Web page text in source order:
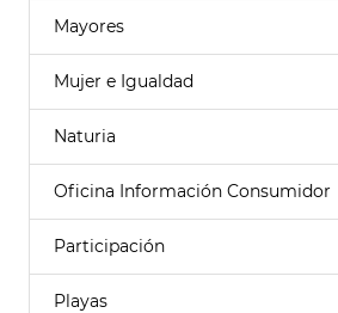
Mayores
Mujer e Igualdad
Naturia
Oficina Información Consumidor
Participación
Playas